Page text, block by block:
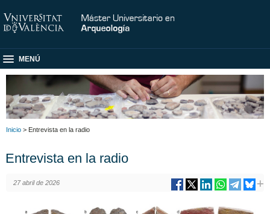
MENÚ
Inicio > Entrevista en la radio
Entrevista en la radio
27 abril de 2026